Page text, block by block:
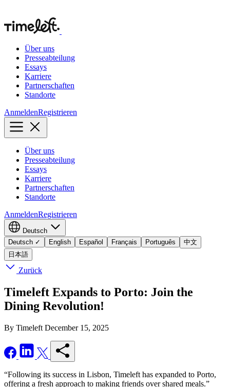
Über uns
Presseabteilung
Essays
Karriere
Partnerschaften
Standorte
AnmeldenRegistrieren
Über uns
Presseabteilung
Essays
Karriere
Partnerschaften
Standorte
AnmeldenRegistrieren
Deutsch
Deutsch ✓ English Español Français Português
中文
日本語
Zurück
Timeleft Expands to Porto: Join the
Dining Revolution!
By Timeleft December 15, 2025
“Following its success in Lisbon, Timeleft has expanded to Porto,
offering a fresh approach to making friends over shared meals.”